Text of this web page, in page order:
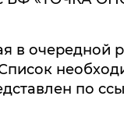
в очередной
по